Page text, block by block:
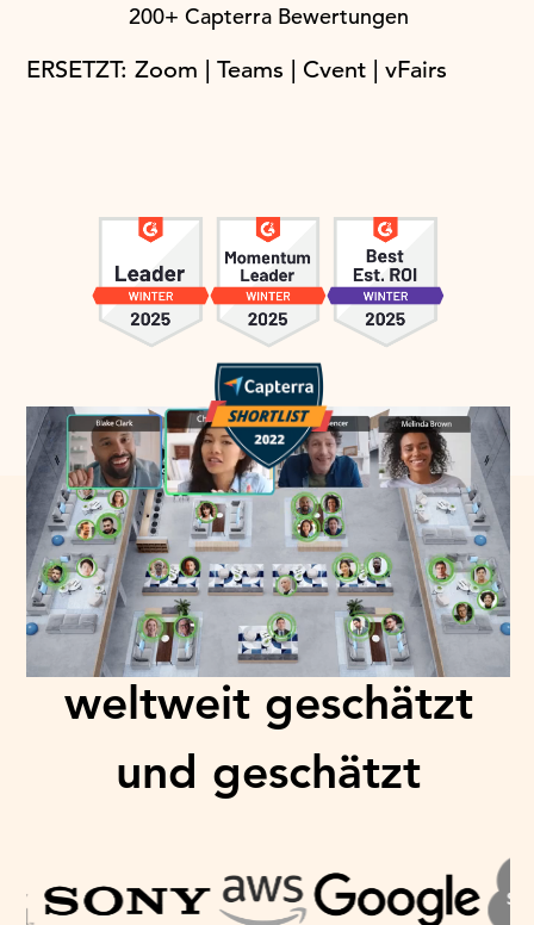
200+ Capterra Bewertungen
ERSETZT: Zoom | Teams | Cvent | vFairs
Von über 1000
Organisationen
weltweit geschätzt
und geschätzt